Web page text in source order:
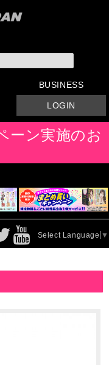
BUSINESS
会員登録
注文方法・卸売りについ
FAX注文書
カタログ
販促物配布
代理店契約について
様
LOGIN
ーン実施のお
Select Language ▼